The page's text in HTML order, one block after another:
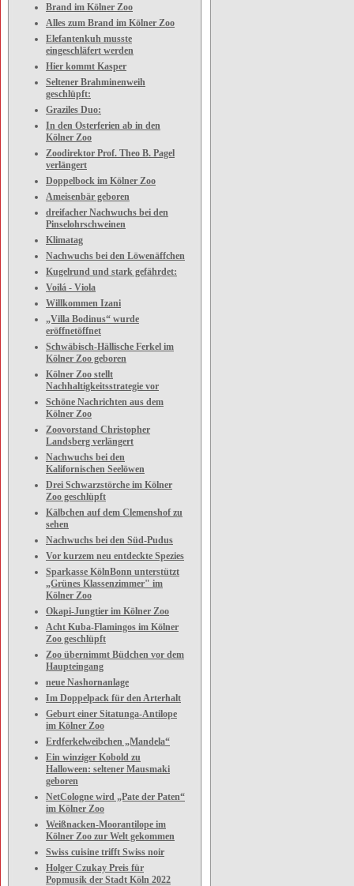
Brand im Kölner Zoo
Alles zum Brand im Kölner Zoo
Elefantenkuh musste
eingeschläfert werden
Hier kommt Kasper
Seltener Brahminenweih
geschlüpft:
Graziles Duo:
In den Osterferien ab in den
Kölner Zoo
Zoodirektor Prof. Theo B. Pagel
verlängert
Doppelbock im Kölner Zoo
Ameisenbär geboren
dreifacher Nachwuchs bei den
Pinselohrschweinen
Klimatag
Nachwuchs bei den Löwenäffchen
Kugelrund und stark gefährdet:
Voilá - Viola
Willkommen Izani
„Villa Bodinus“ wurde
eröffnetöffnet
Schwäbisch-Hällische Ferkel im
Kölner Zoo geboren
Kölner Zoo stellt
Nachhaltigkeitsstrategie vor
Schöne Nachrichten aus dem
Kölner Zoo
Zoovorstand Christopher
Landsberg verlängert
Nachwuchs bei den
Kalifornischen Seelöwen
Drei Schwarzstörche im Kölner
Zoo geschlüpft
Kälbchen auf dem Clemenshof zu
sehen
Nachwuchs bei den Süd-Pudus
Vor kurzem neu entdeckte Spezies
Sparkasse KölnBonn unterstützt
„Grünes Klassenzimmer" im
Kölner Zoo
Okapi-Jungtier im Kölner Zoo
Acht Kuba-Flamingos im Kölner
Zoo geschlüpft
Zoo übernimmt Büdchen vor dem
Haupteingang
neue Nashornanlage
Im Doppelpack für den Arterhalt
Geburt einer Sitatunga-Antilope
im Kölner Zoo
Erdferkelweibchen „Mandela“
Ein winziger Kobold zu
Halloween: seltener Mausmaki
geboren
NetCologne wird „Pate der Paten“
im Kölner Zoo
Weißnacken-Moorantilope im
Kölner Zoo zur Welt gekommen
Swiss cuisine trifft Swiss noir
Holger Czukay Preis für
Popmusik der Stadt Köln 2022